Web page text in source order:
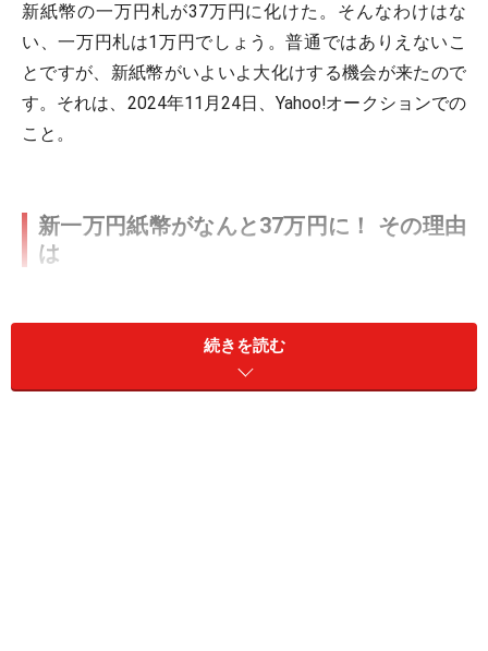
新紙幣の一万円札が37万円に化けた。そんなわけはな
い、一万円札は1万円でしょう。普通ではありえないこ
とですが、新紙幣がいよいよ大化けする機会が来たので
す。それは、2024年11月24日、Yahoo!オークションでの
こと。
新一万円紙幣がなんと37万円に！ その理由
は
新紙幣 渋沢栄一 一万円札 AA762244AA ※画像出典：
続きを読む